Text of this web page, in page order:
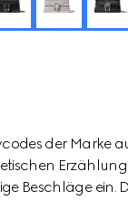
der Marke
Beschläge